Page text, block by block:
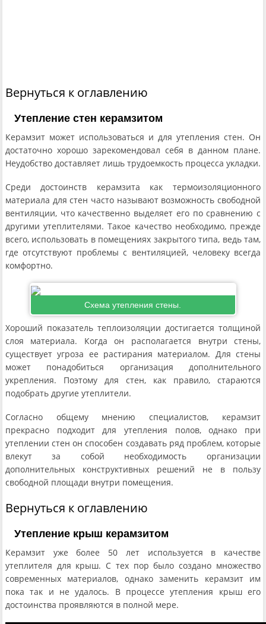
Вернуться к оглавлению
Утепление стен керамзитом
Керамзит может использоваться и для утепления стен. Он
достаточно хорошо зарекомендовал себя в данном плане.
Неудобство доставляет лишь трудоемкость процесса укладки.
Среди достоинств керамзита как термоизоляционного
материала для стен часто называют возможность свободной
вентиляции, что качественно выделяет его по сравнению с
другими утеплителями. Такое качество необходимо, прежде
всего, использовать в помещениях закрытого типа, ведь там,
где отсутствуют проблемы с вентиляцией, человеку всегда
комфортно.
Схема утепления стены.
Хороший показатель теплоизоляции достигается толщиной
слоя материала. Когда он располагается внутри стены,
существует угроза ее растирания материалом. Для стены
может понадобиться организация дополнительного
укрепления. Поэтому для стен, как правило, стараются
подобрать другие утеплители.
Согласно общему мнению специалистов, керамзит
прекрасно подходит для утепления полов, однако при
утеплении стен он способен создавать ряд проблем, которые
влекут за собой необходимость организации
дополнительных конструктивных решений не в пользу
свободной площади внутри помещения.
Вернуться к оглавлению
Утепление крыш керамзитом
Керамзит уже более 50 лет используется в качестве
утеплителя для крыш. С тех пор было создано множество
современных материалов, однако заменить керамзит им
пока так и не удалось. В процессе утепления крыш его
достоинства проявляются в полной мере.